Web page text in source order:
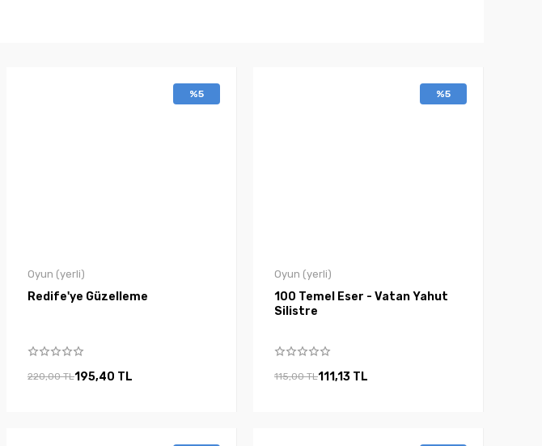
%5
Oyun (yerli)
Redife'ye Güzelleme
220,00 TL195,40 TL
%5
Oyun (yerli)
100 Temel Eser - Vatan Yahut
Silistre
115,00 TL111,13 TL